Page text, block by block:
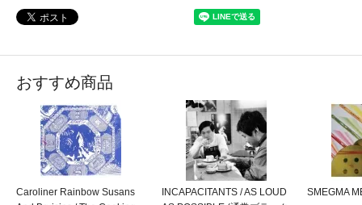
おすすめ商品
Caroliner Rainbow Susans
INCAPACITANTS / AS LOUD
SMEGMA